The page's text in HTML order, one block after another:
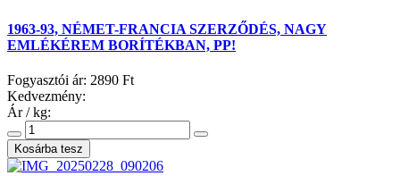
1963-93, NÉMET-FRANCIA SZERZŐDÉS, NAGY
EMLÉKÉREM BORÍTÉKBAN, PP!
Fogyasztói ár: 2890 Ft
Kedvezmény:
Ár / kg: